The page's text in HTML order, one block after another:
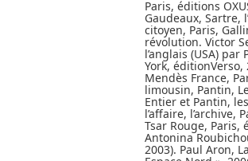
Paris, éditions
Gaudeaux, Sartre,
citoyen, Paris,
révolution. Victor
l’anglais (USA)
York, éditionVerso,
Mendès France,
limousin, Pantin,
Entier et Pantin,
l’affaire, l’archive,
Tsar Rouge, Paris,
Antonina
2003). Paul Aron,